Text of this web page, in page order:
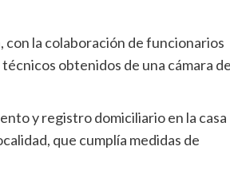
con la colaboración de funcionarios
obtenidos de una cámara de
y registro domiciliario en la casa
que cumplía medidas de